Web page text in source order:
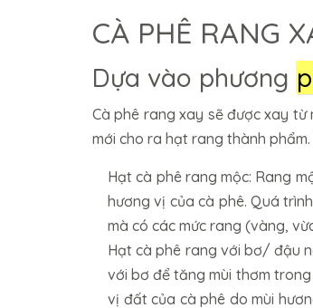
CÀ PHÊ RANG
Dựa vào phương
Cà phê rang xay sẽ được xay
mới cho ra hạt rang thành
Hạt cà phê rang mộc: Rang
hương vị của cà phê. Quá
mà có các mức rang (vàng,
Hạt cà phê rang với bơ/ đậu
với bơ để tăng mùi thơm
vị đất của cà phê do mùi